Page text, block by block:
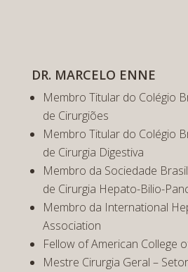
DR. MARCELO ENNE
Membro Titular do Colégio
de Cirurgiões
Membro Titular do Colégio
de Cirurgia Digestiva
Membro da Sociedade
de Cirurgia Hepato-Bilio-
Membro da International
Association
Fellow of American College
Mestre Cirurgia Geral –